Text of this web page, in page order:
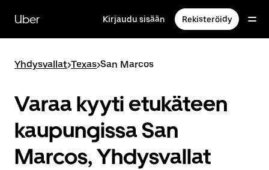
siirry
pääsisältöön
Uber Kirjaudu sisään Rekisteröidy
Yhdysvallat>Texas>San Marcos
Varaa kyyti etukäteen
kaupungissa San
Marcos, Yhdysvallat